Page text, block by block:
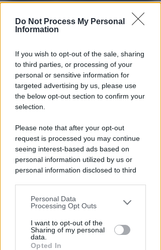
Do Not Process My Personal
Information
If you wish to opt-out of the sale, sharing
to third parties, or processing of your
personal or sensitive information for
targeted advertising by us, please use
the below opt-out section to confirm your
selection.
Please note that after your opt-out
request is processed you may continue
seeing interest-based ads based on
personal information utilized by us or
personal information disclosed to third
You may separately opt-out of the further
disclosure of your personal information
by third parties on the IAB’s list of
downstream participants.
Personal Data
Processing Opt Outs
I want to opt-out of the
Sharing of my personal
data.
Opted In
i lavori di allestimento a
piazzale Boscovich
diRedazione
GESTIONE DIRETTA DEL COMUNE
Hotel di Riccione: 252 posti a
disposizione